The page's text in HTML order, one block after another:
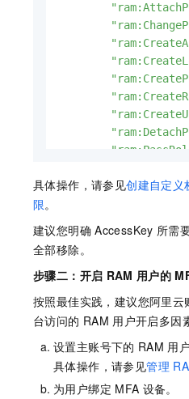
] ,
},
{
"Effect":
"Action": [
具体操作，请参见创建自定义
限。
建议您明确 AccessKey 所需
全部移除。
步骤二：开启 RAM 用户的
按照最佳实践，建议您阿里
台访问的 RAM 用户开启多因
设置主账号下的 RAM 用
具体操作，请参见管理
为用户绑定 MFA 设备。